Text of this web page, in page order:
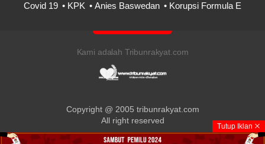
Covid 19
KPK Anies Baswedan Korupsi Formula E
Kami adalah Tribunrakyat.com
Copyright @ 2005 tribunrakyat.com
All right reserved
Tutup Iklan